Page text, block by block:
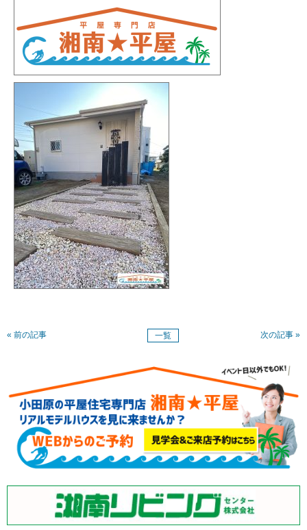
« 前の記事 一覧 次の記事 »